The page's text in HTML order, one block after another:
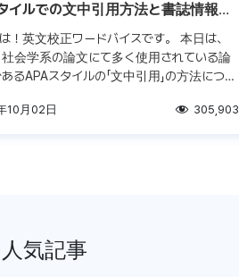
イルでの文中引用方法と書誌情報の
！英文校正ワードバイスです。 本日は、
社会学系の論文にて多く使用されている論
るAPAスタイルの「文中引用」の方法につい
10月02日 305,903
気記事